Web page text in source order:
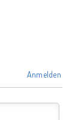
Anmelden